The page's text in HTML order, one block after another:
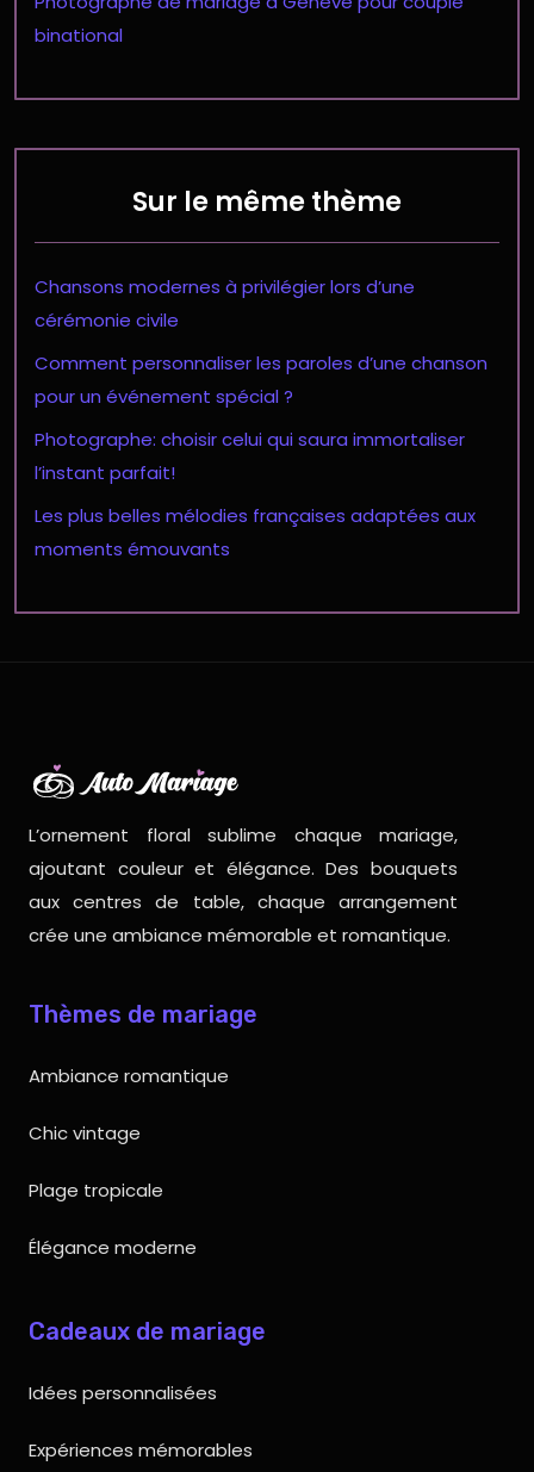
binational
Sur le même thème
Chansons modernes à privilégier lors d’une
cérémonie civile
Comment personnaliser les paroles d’une chanson
pour un événement spécial ?
Photographe: choisir celui qui saura immortaliser
l’instant parfait!
Les plus belles mélodies françaises adaptées aux
moments émouvants
L’ornement floral sublime chaque mariage,
ajoutant couleur et élégance. Des bouquets
aux centres de table, chaque arrangement
crée une ambiance mémorable et romantique.
Thèmes de mariage
Ambiance romantique
Chic vintage
Plage tropicale
Élégance moderne
Cadeaux de mariage
Idées personnalisées
Expériences mémorables